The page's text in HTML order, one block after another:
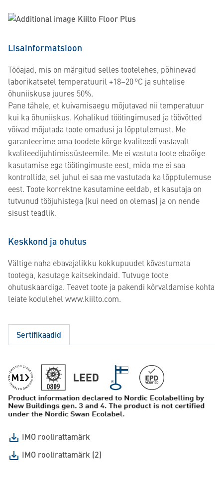
Lisainformatsioon
Tööajad, mis on märgitud selles tootelehes, põhinevad
laborikatsetel temperatuuril +18–20 °C ja suhtelise
õhuniiskuse juures 50%.
Pane tähele, et kuivamisaegu mõjutavad nii temperatuur
kui ka õhuniiskus. Kohalikud töötingimused ja töövõtted
võivad mõjutada toote omadusi ja lõpptulemust. Me
garanteerime oma toodete kõrge kvaliteedi vastavalt
kvaliteedijuhtimissüsteemile. Me ei vastuta toote ebaõige
kasutamise ega töötingimuste eest, mida me ei saa
kontrollida, sel juhul ei saa me vastutada ka lõpptulemuse
eest. Toote korrektne kasutamine eeldab, et kasutaja on
tutvunud tööjuhistega (kui need on olemas) ja on nende
sisust teadlik.
Keskkond ja ohutus
Vältige naha ebavajalikku kokkupuudet kõvastumata
tootega, kasutage kaitsekindaid. Tutvuge toote
ohutuskaardiga. Teavet toote ja pakendi kõrvaldamise kohta
leiate kodulehel www.kiilto.com.
Sertifikaadid
IMO roolirattamärk
IMO roolirattamärk (2)